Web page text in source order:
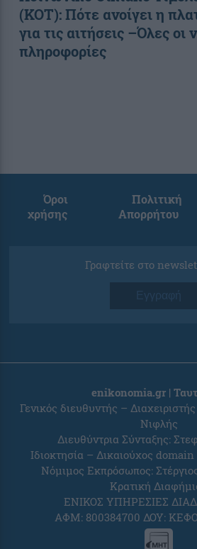
(ΚΟΤ): Πότε ανοίγει η
για τις αιτήσεις –Όλες οι
πληροφορίες
Όροι
χρήσης
Πολιτική
Απορρήτου
Γραφτείτε στο
Εγγραφή
enikonomia.gr |
Γενικός διευθυντής –
Νιφλής
Διευθύντρια Σύνταξης:
Ιδιοκτησία – Δικαιούχος
Νόμιμος Εκπρόσωπος:
Κρατική
ΕΝΙΚΟΣ ΥΠΗΡΕΣΙΕΣ
ΑΦΜ: 800384700 ΔΟΥ: